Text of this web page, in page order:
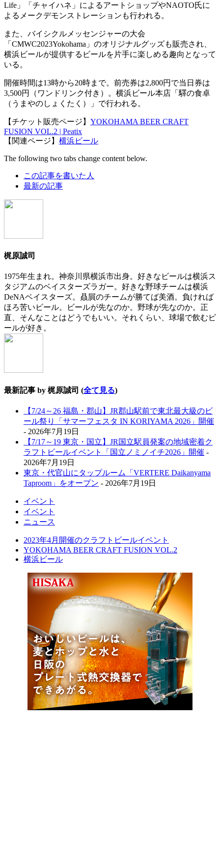
Life」「チャイハネ」によるアートショップやNAOTO氏に
よるメークデモンストレーションも行われる。
また、バイシクルメッセンジャーの大会
「CMWC2023Yokohama」のオリジナルグッズも販売され、
横浜ビールが提供するビールを片手に楽しめる趣向となって
いる。
開催時間は13時から20時まで。前売券は2,800円で当日券は
3,500円（ワンドリンク付き）。横浜ビール本店「驛の食卓
（うまやのしょくたく）」で行われる。
【チケット販売ページ】 YOKOHAMA BEER CRAFT
FUSION VOL.2 | Peatix
【関連ページ】 横浜ビール
The following two tabs change content below.
この記事を書いた人
最新の記事
梶原誠司
1975年生まれ。神奈川県横浜市出身。好きなビールは横浜ス
タジアムのベイスターズラガー。好きな野球チームは横浜
DeNAベイスターズ。贔屓のチームが勝てば美酒。負ければ
ほろ苦いビール。ビールが先なのか。野球が先なのか。正
直、そんなことはどうでもいい。それくらい、球場で飲むビ
ールが好き。
最新記事 by 梶原誠司 (全て見る)
【7/24～26 福島・郡山】JR郡山駅前で東北最大級のビ
ール祭り「サマーフェスタ IN KORIYAMA 2026」開催
- 2026年7月19日
【7/17～19 東京・国立】JR国立駅員発案の地域密着ク
ラフトビールイベント「国立ノミノイチ2026」開催 -
2026年7月19日
東京・代官山にタップルーム「VERTERE Daikanyama
Taproom」をオープン - 2026年7月19日
イベント
イベント
ニュース
2023年4月開催のクラフトビールイベント
YOKOHAMA BEER CRAFT FUSION VOL.2
横浜ビール